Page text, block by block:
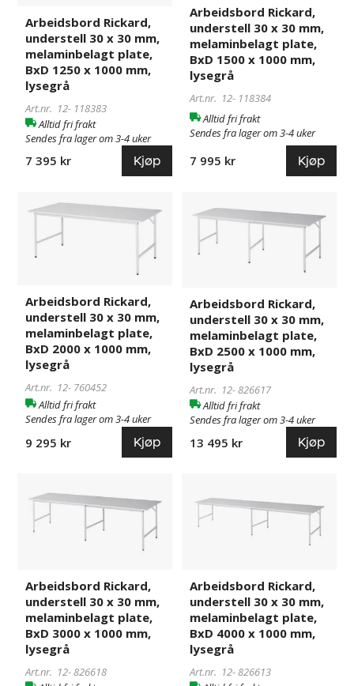
melaminbelagt
plate,
BxD
1250
1000
mm,
lysegrå
Arbeidsbord Rickard,
understell 30 x 30 mm,
melaminbelagt plate,
BxD 1250 x 1000 mm,
lysegrå
Art.nr. 12- 118383
Alltid fri frakt
Sendes fra lager om 3-4 uker
7 395 kr Kjøp
melaminbelagt
plate,
BxD
1500
1000
mm,
lysegrå
Arbeidsbord Rickard,
understell 30 x 30 mm,
melaminbelagt plate,
BxD 1500 x 1000 mm,
lysegrå
Art.nr. 12- 118384
Alltid fri frakt
Sendes fra lager om 3-4 uker
7 995 kr Kjøp
Arbeidsbord
Rickard,
understell
mm,
melaminbelagt
plate,
BxD
2000
1000
mm,
lysegrå
760452
Arbeidsbord Rickard,
understell 30 x 30 mm,
melaminbelagt plate,
BxD 2000 x 1000 mm,
lysegrå
Art.nr. 12- 760452
Alltid fri frakt
Sendes fra lager om 3-4 uker
9 295 kr Kjøp
Rickard,
understell
mm,
melaminbelagt
plate,
BxD
2500
1000
mm,
lysegrå
Arbeidsbord Rickard,
understell 30 x 30 mm,
melaminbelagt plate,
BxD 2500 x 1000 mm,
lysegrå
Art.nr. 12-826617
Alltid fri frakt
Sendes fra lager om 3-4 uker
13 495 kr Kjøp
Rickard,
understell
mm,
melaminbelagt
plate,
BxD
3000
Arbeidsbord Rickard,
understell 30 x 30 mm,
melaminbelagt plate,
BxD 3000 x 1000 mm,
lysegrå
Art.nr. 12-826618
Rickard,
understell
mm,
melaminbelagt
plate,
BxD
4000
Arbeidsbord Rickard,
understell 30 x 30 mm,
melaminbelagt plate,
BxD 4000 x 1000 mm,
lysegrå
Art.nr. 12-826613